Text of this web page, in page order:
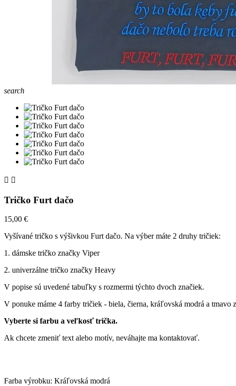
search
 
Tričko Furt dačo
15,00 €
Vyšívané tričko s výšivkou Furt dačo. Na výber máte 2 druhy tričiek:
1. dámske tričko značky Viper
2. univerzálne tričko značky Heavy
V popise sú uvedené tabuľky s rozmermi týchto dvoch značiek.
V ponuke máme 4 farby tričiek - biela, čierna, kráľovská modrá a tmavo
Vyberte si farbu a veľkosť trička.
Ak chcete zmeniť text alebo motív, neváhajte ma kontaktovať.
Farba výrobku: Kráľovská modrá